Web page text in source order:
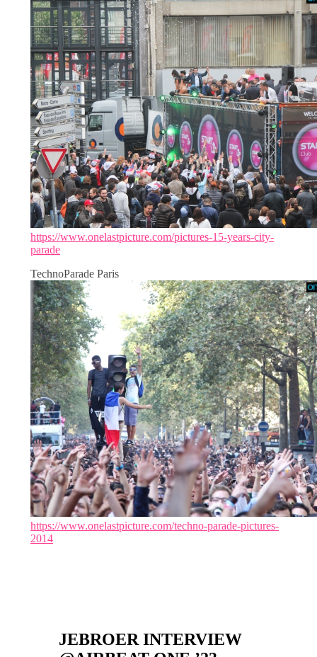
https://www.onelastpicture.com/pictures-15-years-city-
parade
TechnoParade Paris
https://www.onelastpicture.com/techno-parade-pictures-
2014
JEBROER INTERVIEW